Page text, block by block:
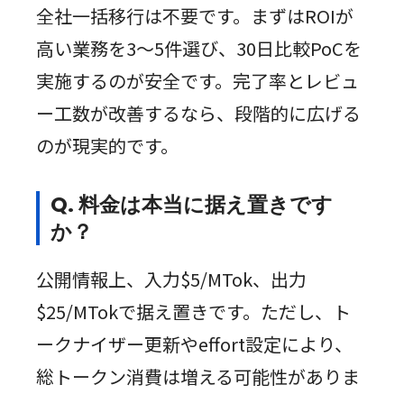
全社一括移行は不要です。まずはROIが
高い業務を3〜5件選び、30日比較PoCを
実施するのが安全です。完了率とレビュ
ー工数が改善するなら、段階的に広げる
のが現実的です。
Q. 料金は本当に据え置きです
か？
公開情報上、入力$5/MTok、出力
$25/MTokで据え置きです。ただし、ト
ークナイザー更新やeffort設定により、
総トークン消費は増える可能性がありま